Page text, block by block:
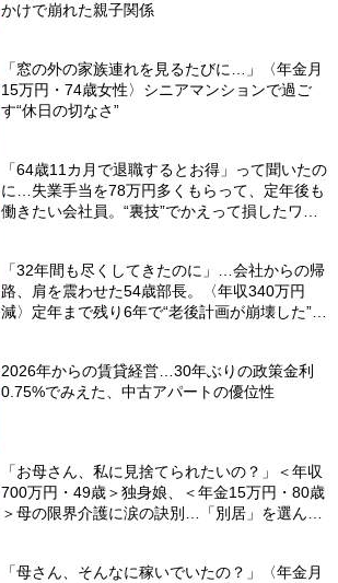
かけで崩れた親子関係
「窓の外の家族連れを見るたびに…」〈年金月
15万円・74歳女性〉シニアマンションで過ご
す“休日の切なさ”
「64歳11カ月で退職するとお得」って聞いたの
に…失業手当を78万円多くもらって、定年後も
働きたい会社員。“裏技”でかえって損したワケ
「32年間も尽くしてきたのに」…会社からの帰
路、肩を震わせた54歳部長。〈年収340万円
減〉定年まで残り6年で“老後計画が崩壊した”ワ
2026年からの賃貸経営…30年ぶりの政策金利
0.75%でみえた、中古アパートの優位性
「お母さん、私に見捨てられたいの？」＜年収
700万円・49歳＞独身娘、＜年金15万円・80歳
＞母の限界介護に涙の訣別…「別居」を選んだ
「母さん、そんなに稼いでいたの？」〈年金月